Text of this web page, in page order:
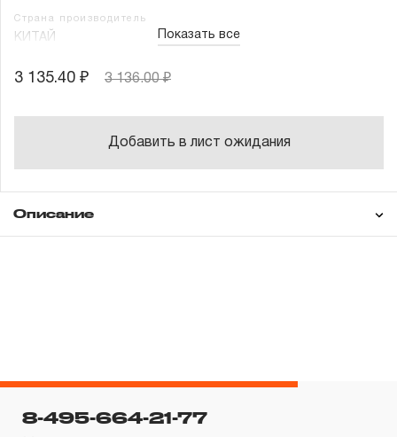
Страна производитель
КИТАЙ Показать все
3 135.40 ₽ 3 136.00 ₽
Добавить в лист ожидания
Описание
8-495-664-21-77